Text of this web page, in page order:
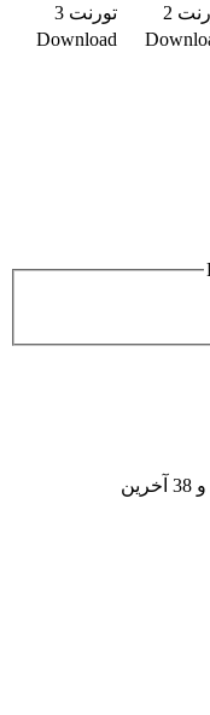
2​
تورنت 3​
Download​
و 38 آخرين